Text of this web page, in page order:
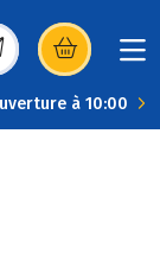
dans une
à 10:00